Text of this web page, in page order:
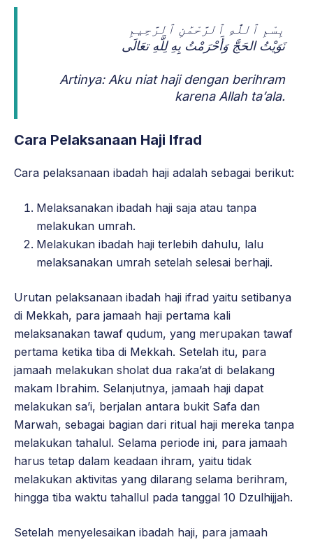
بِسْمِ ٱللَّٰهِ ٱلرَّحْمَٰنِ ٱلرَّحِيمِ
نَوَيْتُ الحَجَّ وَأَحْرَمْتُ بِهِ لِلَّهِ تعَالَى
Artinya: Aku niat haji dengan berihram
karena Allah ta’ala.
Cara Pelaksanaan Haji Ifrad
Cara pelaksanaan ibadah haji adalah sebagai berikut:
Melaksanakan ibadah haji saja atau tanpa
melakukan umrah.
Melakukan ibadah haji terlebih dahulu, lalu
melaksanakan umrah setelah selesai berhaji.
Urutan pelaksanaan ibadah haji ifrad yaitu setibanya
di Mekkah, para jamaah haji pertama kali
melaksanakan tawaf qudum, yang merupakan tawaf
pertama ketika tiba di Mekkah. Setelah itu, para
jamaah melakukan sholat dua raka’at di belakang
makam Ibrahim. Selanjutnya, jamaah haji dapat
melakukan sa’i, berjalan antara bukit Safa dan
Marwah, sebagai bagian dari ritual haji mereka tanpa
melakukan tahalul. Selama periode ini, para jamaah
harus tetap dalam keadaan ihram, yaitu tidak
melakukan aktivitas yang dilarang selama berihram,
hingga tiba waktu tahallul pada tanggal 10 Dzulhijjah.
Setelah menyelesaikan ibadah haji, para jamaah